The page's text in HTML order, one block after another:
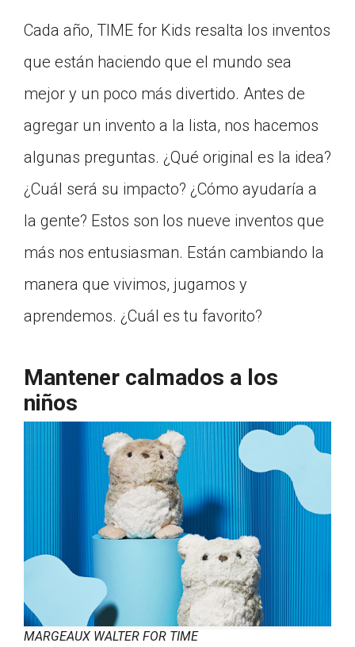
Cada año, TIME for Kids resalta los inventos
que están haciendo que el mundo sea
mejor y un poco más divertido. Antes de
agregar un invento a la lista, nos hacemos
algunas preguntas. ¿Qué original es la idea?
¿Cuál será su impacto? ¿Cómo ayudaría a
la gente? Estos son los nueve inventos que
más nos entusiasman. Están cambiando la
manera que vivimos, jugamos y
aprendemos. ¿Cuál es tu favorito?
Mantener calmados a los
niños
MARGEAUX WALTER FOR TIME
Click on the icon above to share the article with
a class in your Google Classroom.
Choose an action. Options might include
creating an assignment or asking a question.